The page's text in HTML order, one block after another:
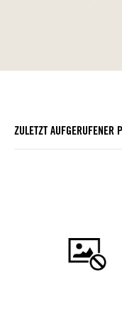
ZULETZT AUFGERUFENER